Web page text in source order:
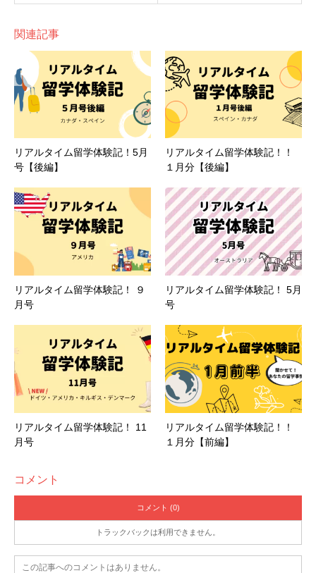
関連記事
リアルタイム留学体験記！5月
号【後編】
リアルタイム留学体験記！！
１月分【後編】
リアルタイム留学体験記！ ９
月号
リアルタイム留学体験記！ 5月
号
リアルタイム留学体験記！ 11
月号
リアルタイム留学体験記！！
１月分【前編】
コメント
コメント (0)
トラックバックは利用できません。
この記事へのコメントはありません。